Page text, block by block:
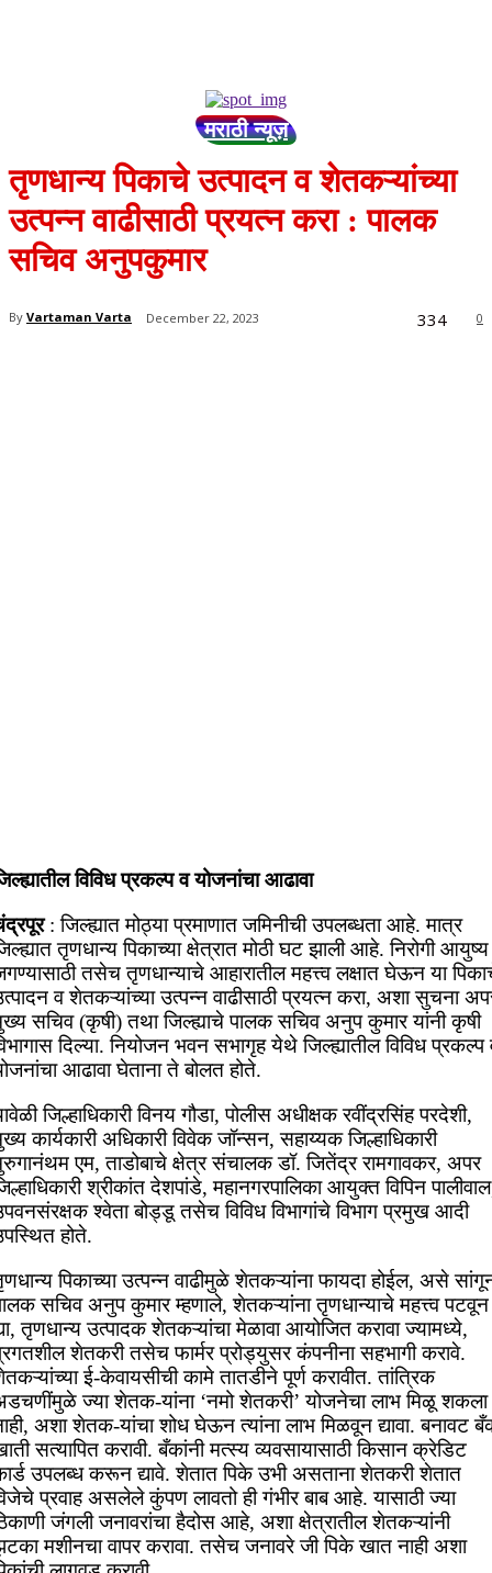
मराठी न्यूज़
तृणधान्य पिकाचे उत्पादन व शेतकऱ्यांच्या
उत्पन्न वाढीसाठी प्रयत्न करा : पालक
सचिव अनुपकुमार
By Vartaman Varta December 22, 2023 0
334
विविध प्रकल्प व योजनांचा आढावा
: जिल्ह्यात मोठ्या प्रमाणात जमिनीची उपलब्धता आहे. मात्र
तृणधान्य पिकाच्या क्षेत्रात मोठी घट झाली आहे. निरोगी आयुष्य
तसेच तृणधान्याचे आहारातील महत्त्व लक्षात घेऊन या
व शेतकऱ्यांच्या उत्पन्न वाढीसाठी प्रयत्न करा, अशा सुचना
सचिव (कृषी) तथा जिल्ह्याचे पालक सचिव अनुप कुमार यांनी कृषी
दिल्या. नियोजन भवन सभागृह येथे जिल्ह्यातील विविध प्रकल्प
आढावा घेताना ते बोलत होते.
जिल्हाधिकारी विनय गौडा, पोलीस अधीक्षक रवींद्रसिंह परदेशी,
कार्यकारी अधिकारी विवेक जॉन्सन, सहाय्यक जिल्हाधिकारी
एम, ताडोबाचे क्षेत्र संचालक डॉ. जितेंद्र रामगावकर, अपर
श्रीकांत देशपांडे, महानगरपालिका आयुक्त विपिन
श्वेता बोड्डू तसेच विविध विभागांचे विभाग प्रमुख आदी
होते.
पिकाच्या उत्पन्न वाढीमुळे शेतकऱ्यांना फायदा होईल, असे
सचिव अनुप कुमार म्हणाले, शेतकऱ्यांना तृणधान्याचे महत्त्व पटवून
तृणधान्य उत्पादक शेतकऱ्यांचा मेळावा आयोजित करावा ज्यामध्ये,
शेतकरी तसेच फार्मर प्रोड्युसर कंपनीना सहभागी करावे.
ई-केवायसीची कामे तातडीने पूर्ण करावीत. तांत्रिक
ज्या शेतक-यांना ‘नमो शेतकरी’ योजनेचा लाभ मिळू शकला
अशा शेतक-यांचा शोध घेऊन त्यांना लाभ मिळवून द्यावा. बनावट
सत्यापित करावी. बँकांनी मत्स्य व्यवसायासाठी किसान क्रेडिट
उपलब्ध करून द्यावे. शेतात पिके उभी असताना शेतकरी शेतात
प्रवाह असलेले कुंपण लावतो ही गंभीर बाब आहे. यासाठी ज्या
जंगली जनावरांचा हैदोस आहे, अशा क्षेत्रातील शेतकऱ्यांनी
मशीनचा वापर करावा. तसेच जनावरे जी पिके खात नाही अशा